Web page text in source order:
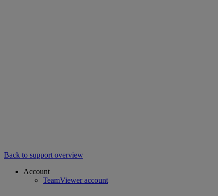
Back to support overview
Account
TeamViewer account